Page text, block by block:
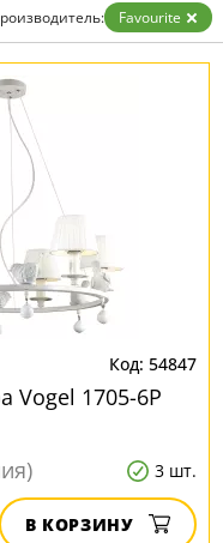
Бронза
Золото
Прозрачные
Favourite
54847
Vogel 1705-6P
3 шт.
В КОРЗИНУ